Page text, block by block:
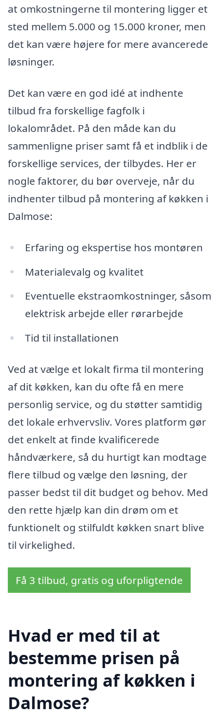
at omkostningerne til montering ligger et
sted mellem 5.000 og 15.000 kroner, men
det kan være højere for mere avancerede
løsninger.
Det kan være en god idé at indhente
tilbud fra forskellige fagfolk i
lokalområdet. På den måde kan du
sammenligne priser samt få et indblik i de
forskellige services, der tilbydes. Her er
nogle faktorer, du bør overveje, når du
indhenter tilbud på montering af køkken i
Dalmose:
Erfaring og ekspertise hos montøren
Materialevalg og kvalitet
Eventuelle ekstraomkostninger, såsom
elektrisk arbejde eller rørarbejde
Tid til installationen
Ved at vælge et lokalt firma til montering
af dit køkken, kan du ofte få en mere
personlig service, og du støtter samtidig
det lokale erhvervsliv. Vores platform gør
det enkelt at finde kvalificerede
håndværkere, så du hurtigt kan modtage
flere tilbud og vælge den løsning, der
passer bedst til dit budget og behov. Med
den rette hjælp kan din drøm om et
funktionelt og stilfuldt køkken snart blive
til virkelighed.
Få 3 tilbud, gratis og uforpligtende
Hvad er med til at
bestemme prisen på
montering af køkken i
Dalmose?